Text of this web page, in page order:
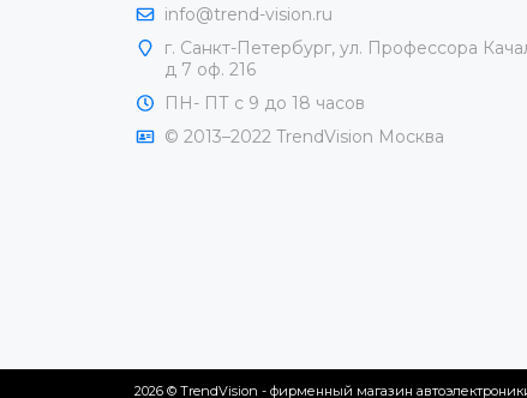
info@trend-vision.ru
г. Санкт-Петербург, ул. Профессора
д 7 оф. 216
ПН- ПТ с 9 до 18 часов
© 2013–2022 TrendVision Москва
2026 © TrendVision - фирменный магазин